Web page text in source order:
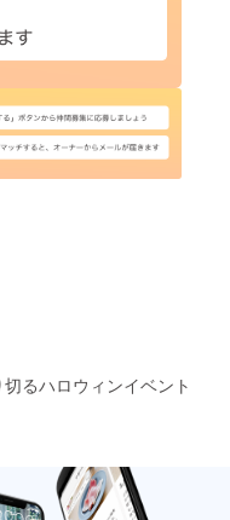
るハロウィンイベント